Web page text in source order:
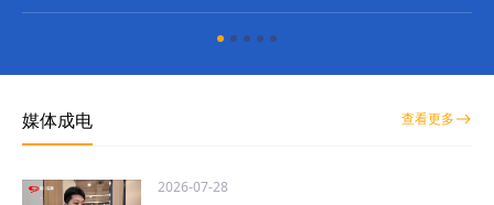
媒体成电 查看更多
2026-07-28